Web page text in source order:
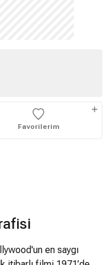
Favorilerim
en saygı